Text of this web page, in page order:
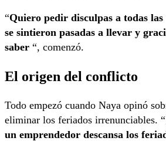
“Quiero pedir disculpas a todas las
se sintieron pasadas a llevar y
saber “, comenzó.
El origen del conflicto
Todo empezó cuando Naya opinó
eliminar los feriados irrenunciables. “
un emprendedor descansa los